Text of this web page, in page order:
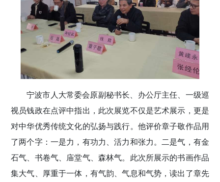
宁波市人大常委会原副秘书长、办公厅主任、一级巡
视员钱政在点评中指出，此次展览不仅是艺术展示，更是
对中华优秀传统文化的弘扬与践行。他评价章子敬作品用
了两个字：一是力，有功力、活力和张力。二是气，有金
石气、书卷气、庙堂气、森林气。此次所展示的书画作品
集大气、厚重于一体，有气韵、气息和气势，读出了章先